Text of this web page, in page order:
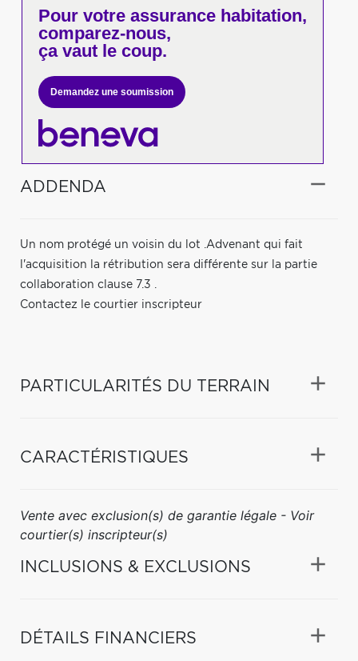
Pour votreassurance habitation,
comparez-nous,
ça vaut le coup.
Demandez une soumission
ADDENDA
Un nom protégé un voisin du lot .Advenant qui fait
l'acquisition la rétribution sera différente sur la partie
collaboration clause 7.3 .
Contactez le courtier inscripteur
PARTICULARITÉS DU TERRAIN
CARACTÉRISTIQUES
Vente avec exclusion(s) de garantie légale - Voir
courtier(s) inscripteur(s)
INCLUSIONS & EXCLUSIONS
DÉTAILS FINANCIERS